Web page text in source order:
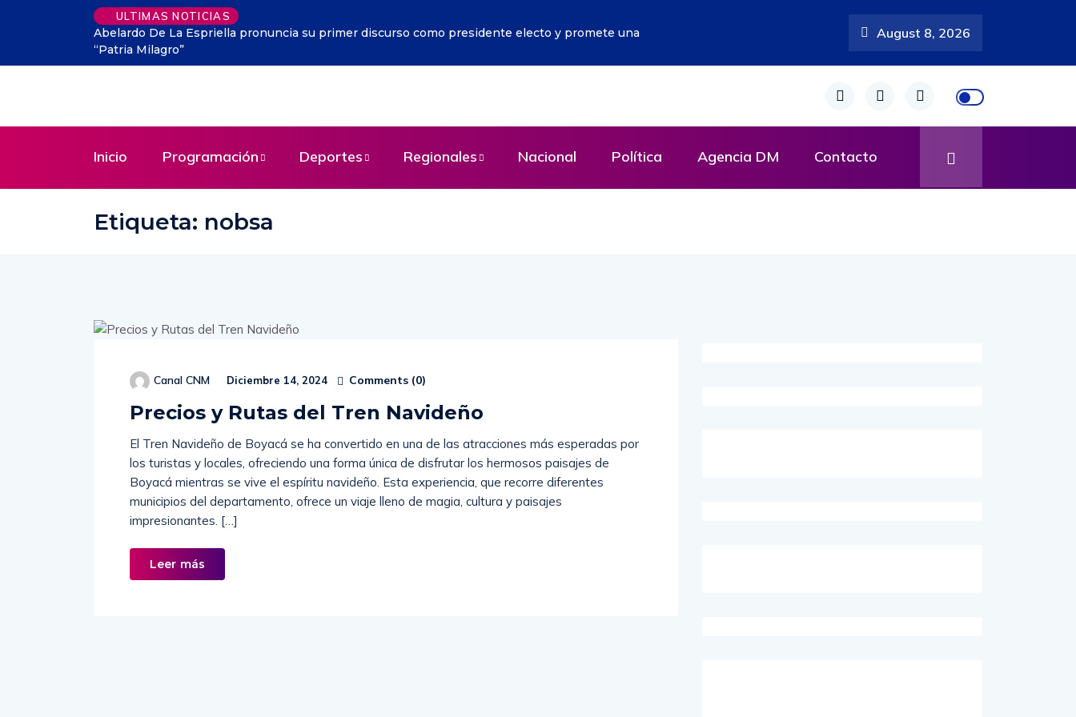
ULTIMAS NOTICIAS
Abelardo De La Espriella pronuncia su primer discurso como presidente electo y promete una
“Patria Milagro”
August 8, 2026
Inicio Programación Deportes Regionales Nacional Política Agencia DM Contacto
Etiqueta: nobsa
Canal CNM Diciembre 14, 2024 Comments (0)
Precios y Rutas del Tren Navideño
El Tren Navideño de Boyacá se ha convertido en una de las atracciones más esperadas por
los turistas y locales, ofreciendo una forma única de disfrutar los hermosos paisajes de
Boyacá mientras se vive el espíritu navideño. Esta experiencia, que recorre diferentes
municipios del departamento, ofrece un viaje lleno de magia, cultura y paisajes
impresionantes. […]
Leer más